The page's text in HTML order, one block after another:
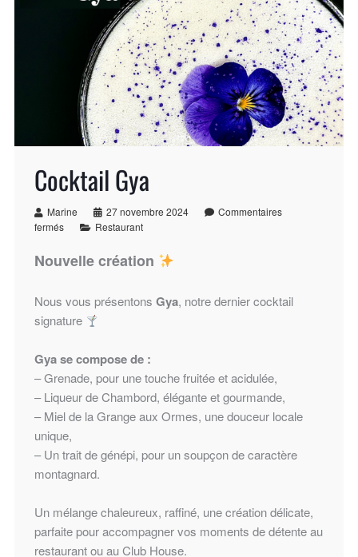
Cocktail Gya
Marine 27 novembre 2024
Commentaires
fermés
Restaurant
Nouvelle création
Nous vous présentons Gya, notre dernier cocktail
signature
Gya se compose de :
– Grenade, pour une touche fruitée et acidulée,
– Liqueur de Chambord, élégante et gourmande,
– Miel de la Grange aux Ormes, une douceur locale
unique,
– Un trait de génépi, pour un soupçon de caractère
montagnard.
Un mélange chaleureux, raffiné, une création délicate,
parfaite pour accompagner vos moments de détente au
restaurant ou au Club House.